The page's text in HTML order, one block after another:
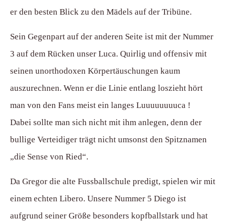
er den besten Blick zu den Mädels auf der Tribüne.
Sein Gegenpart auf der anderen Seite ist mit der Nummer
3 auf dem Rücken unser Luca. Quirlig und offensiv mit
seinen unorthodoxen Körpertäuschungen kaum
auszurechnen. Wenn er die Linie entlang loszieht hört
man von den Fans meist ein langes Luuuuuuuuca !
Dabei sollte man sich nicht mit ihm anlegen, denn der
bullige Verteidiger trägt nicht umsonst den Spitznamen
„die Sense von Ried“.
Da Gregor die alte Fussballschule predigt, spielen wir mit
einem echten Libero. Unsere Nummer 5 Diego ist
aufgrund seiner Größe besonders kopfballstark und hat